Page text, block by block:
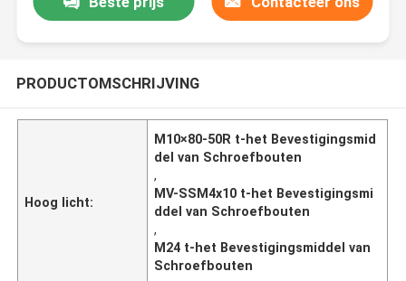
PRODUCTOMSCHRIJVING
Hoog licht:
M10×80-50R t-het Bevestigingsmid
del van Schroefbouten
,
MV-SSM4x10 t-het Bevestigingsmi
ddel van Schroefbouten
,
M24 t-het Bevestigingsmiddel van
Schroefbouten